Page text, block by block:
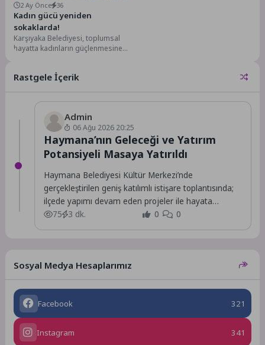
2 Ay Önce 36
Kadın gücü yeniden
sokaklarda!
Karşıyaka Belediyesi, toplumsal
hayatta kadınların güçlenmesine
Mahallede” buluşmalarını
Rastgele İçerik
Admin
06 Ağu 2026 20:25
Haymana’nın Geleceği ve Yatırım
Potansiyeli Masaya Yatırıldı
Haymana Belediyesi Kültür Merkezi’nde
gerçekleştirilen geniş katılımlı istişare toplantısında;
ilçede yapımı devam eden projeler ile hayata
geçirilmesi planlanan yeni yatırımlar,...
75 3 dk. 0 0
Sosyal Medya Hesaplarımız
Facebook 321
Instagram 341